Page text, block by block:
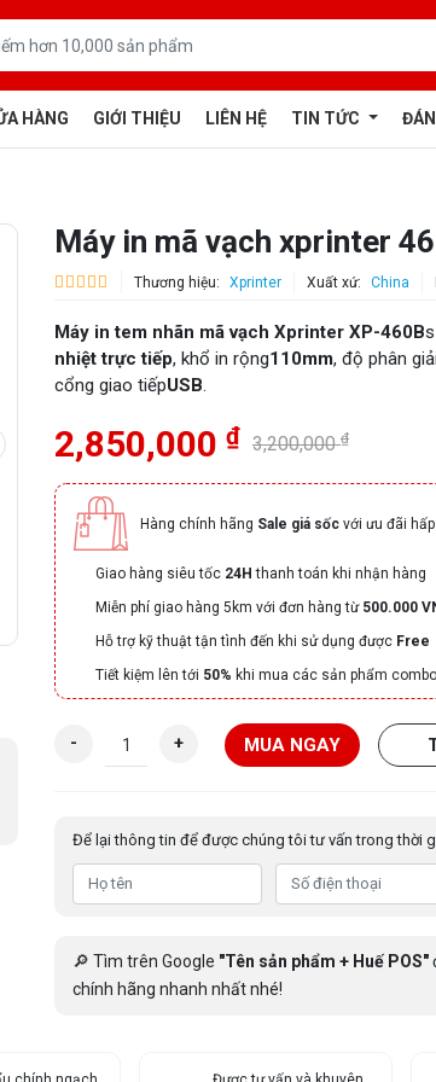
HÀNG GIỚI THIỆU LIÊN HỆ TIN TỨC
Máy in mã vạch xprinter
Thương hiệu: Xprinter Xuất xứ: China
Máy in tem nhãn mã vạch Xprinter XP-460B
nhiệt trực tiếp, khổ in rộng110mm, độ phân giải
cổng giao tiếpUSB.
2,850,000 ₫ 3,200,000₫
Hàng chính hãng Sale giá sốc với ưu đãi
Giao hàng siêu tốc 24H thanh toán khi nhận hàng
Miễn phí giao hàng 5km với đơn hàng từ 500.000
Hỗ trợ kỹ thuật tận tình đến khi sử dụng được Free
Tiết kiệm lên tới 50% khi mua các sản phẩm combo
- + MUA NGAY
Để lại thông tin để được chúng tôi tư vấn trong thời
🔎 Tìm trên Google "Tên sản phẩm + Huế POS"
chính hãng nhanh nhất nhé!